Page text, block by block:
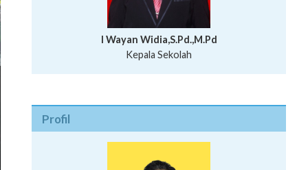
I Wayan Widia,S.Pd.,M.Pd
Kepala Sekolah
Profil